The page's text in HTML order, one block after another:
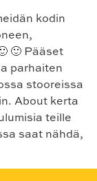
kodin
🙂 Pääset
parhaiten
stooreissa
About kerta
teille
saat nähdä,